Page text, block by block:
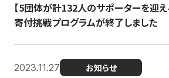
【5団体が計132人のサポーターを迎え
寄付挑戦プログラムが終了しました
2023.11.27 お知らせ